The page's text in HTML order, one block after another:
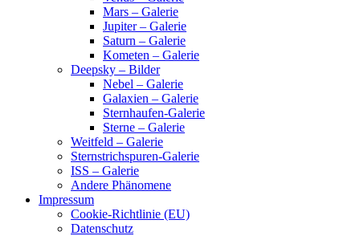
Mars – Galerie
Jupiter – Galerie
Saturn – Galerie
Kometen – Galerie
Deepsky – Bilder
Nebel – Galerie
Galaxien – Galerie
Sternhaufen-Galerie
Sterne – Galerie
Weitfeld – Galerie
Sternstrichspuren-Galerie
ISS – Galerie
Andere Phänomene
Impressum
Cookie-Richtlinie (EU)
Datenschutz